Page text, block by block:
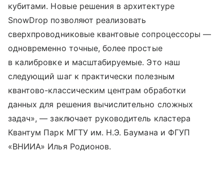
кубитами. Новые решения в архитектуре
SnowDrop позволяют реализовать
сверхпроводниковые квантовые сопроцессоры —
одновременно точные, более простые
в калибровке и масштабируемые. Это наш
следующий шаг к практически полезным
квантово-классическим центрам обработки
данных для решения вычислительно сложных
задач», — заключает руководитель кластера
Квантум Парк МГТУ им. Н.Э. Баумана и ФГУП
«ВНИИА» Илья Родионов.